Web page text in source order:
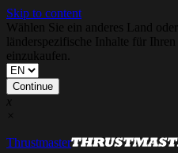
Skip to content
Wählen Sie ein anderes Land
länderspezifische Inhalte für
einzukaufen.
Continue
x
×
Thrustmaster